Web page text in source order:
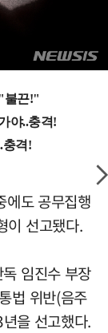
에도 공무집행
이 선고됐다.
임진수 부장
법 위반(음주
을 선고했다.